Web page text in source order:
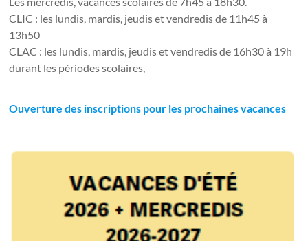
CLIC : les lundis, mardis, jeudis et vendredis de 11h45 à
13h50
CLAC : les lundis, mardis, jeudis et vendredis de 16h30 à 19h
durant les périodes scolaires,
Ouverture des inscriptions pour les prochaines vacances